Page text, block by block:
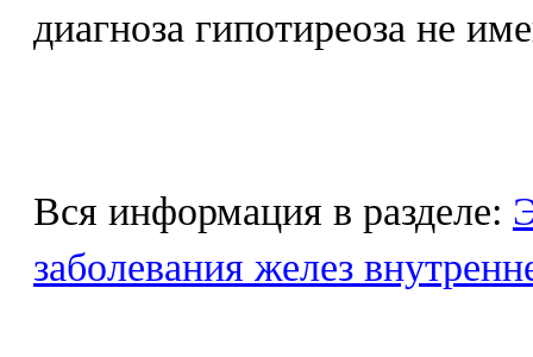
диагноза гипотиреоза не
Вся информация в разделе:
заболевания желез